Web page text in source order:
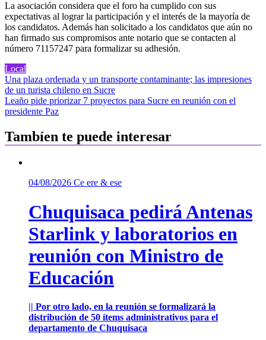
La asociación considera que el foro ha cumplido con sus
expectativas al lograr la participación y el interés de la mayoría de
los candidatos. Además han solicitado a los candidatos que aún no
han firmado sus compromisos ante notario que se contacten al
número 71157247 para formalizar su adhesión.
Local
Navegación
de
entradas
Una plaza ordenada y un transporte contaminante; las impresiones
de un turista chileno en Sucre
Leaño pide priorizar 7 proyectos para Sucre en reunión con el
presidente Paz
Tambíen te puede interesar
04/08/2026 Ce ere & ese
Chuquisaca pedirá Antenas
Starlink y laboratorios en
reunión con Ministro de
Educación
|| Por otro lado, en la reunión se formalizará la
distribución de 50 ítems administrativos para el
departamento de Chuquisaca